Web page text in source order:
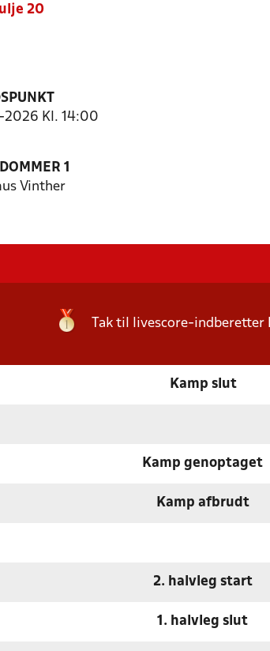
20
2026 Kl. 14:00
1
Vinther
Tak til livescore-indberetter
Kamp slut
Kamp genoptaget
Kamp afbrudt
2. halvleg start
1. halvleg slut